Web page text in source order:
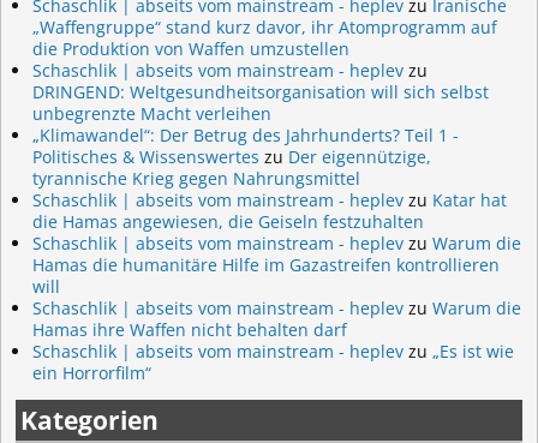
Schaschlik | abseits vom mainstream - heplev zu Iranische
„Waffengruppe“ stand kurz davor, ihr Atomprogramm auf
die Produktion von Waffen umzustellen
Schaschlik | abseits vom mainstream - heplev zu
DRINGEND: Weltgesundheitsorganisation will sich selbst
unbegrenzte Macht verleihen
„Klimawandel“: Der Betrug des Jahrhunderts? Teil 1 -
Politisches & Wissenswertes zu Der eigennützige,
tyrannische Krieg gegen Nahrungsmittel
Schaschlik | abseits vom mainstream - heplev zu Katar hat
die Hamas angewiesen, die Geiseln festzuhalten
Schaschlik | abseits vom mainstream - heplev zu Warum die
Hamas die humanitäre Hilfe im Gazastreifen kontrollieren
will
Schaschlik | abseits vom mainstream - heplev zu Warum die
Hamas ihre Waffen nicht behalten darf
Schaschlik | abseits vom mainstream - heplev zu „Es ist wie
ein Horrorfilm“
Kategorien